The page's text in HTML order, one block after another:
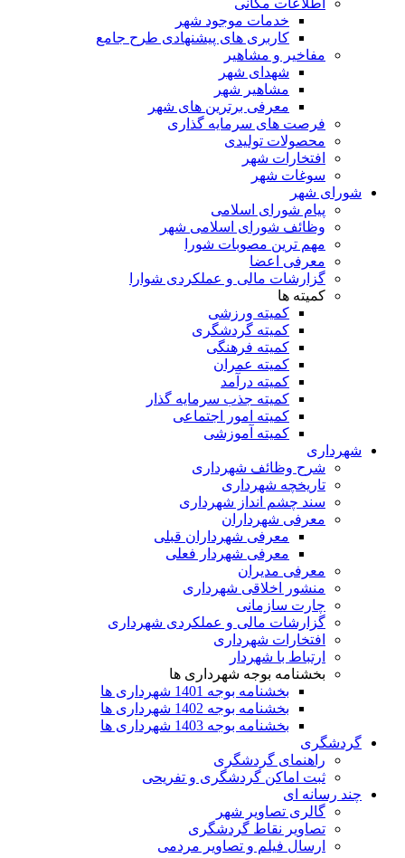
اطلاعات مکانی
خدمات موجود شهر
کاربری های پیشنهادی طرح جامع
مفاخیر و مشاهیر
شهدای شهر
مشاهیر شهر
معرفی برترین های شهر
فرصت های سرمایه گذاری
محصولات تولیدی
افتخارات شهر
سوغات شهر
شورای شهر
پیام شورای اسلامی
وظائف شورای اسلامی شهر
مهم ترین مصوبات شورا
معرفی اعضا
گزارشات مالی و عملکردی شوارا
کمیته ها
کمیته ورزشی
کمیته گردشگری
کمیته فرهنگی
کمیته عمران
کمیته درآمد
کمیته جذب سرمایه گذار
کمیته امور اجتماعی
کمیته آموزشی
شهرداری
شرح وظائف شهرداری
تاریخچه شهرداری
سند چشم انداز شهرداری
معرفی شهرداران
معرفی شهرداران قبلی
معرفی شهردار فعلی
معرفی مدیران
منشور اخلاقی شهرداری
چارت سازمانی
گزارشات مالی و عملکردی شهرداری
افتخارات شهرداری
ارتباط با شهردار
بخشنامه بوجه شهرداری ها
بخشنامه بوجه 1401 شهرداری ها
بخشنامه بوجه 1402 شهرداری ها
بخشنامه بوجه 1403 شهرداری ها
گردشگری
راهنمای گردشگری
ثبت اماکن گردشگری و تفریحی
چند رسانه ای
گالری تصاویر شهر
تصاویر نقاط گردشگری
ارسال فیلم و تصاویر مردمی